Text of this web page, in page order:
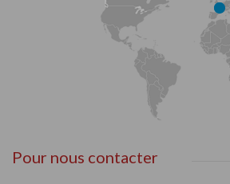
Pour nous contacter